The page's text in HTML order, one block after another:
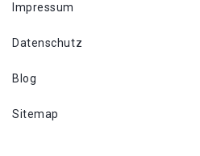
Impressum
Datenschutz
Blog
Sitemap